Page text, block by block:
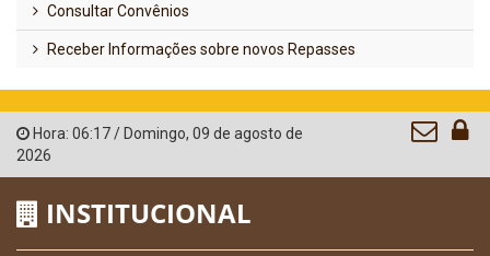
Consultar Convênios
Receber Informações sobre novos Repasses
Hora: 06:17/ Domingo, 09 de agosto de
2026
INSTITUCIONAL